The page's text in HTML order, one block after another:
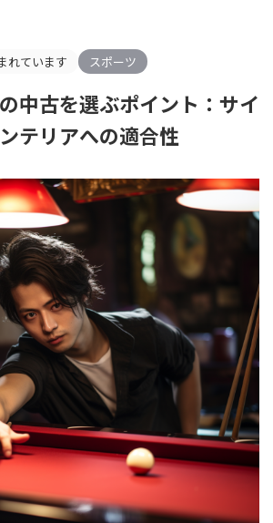
れています
スポーツ
中古を選ぶポイント：サイ
テリアへの適合性